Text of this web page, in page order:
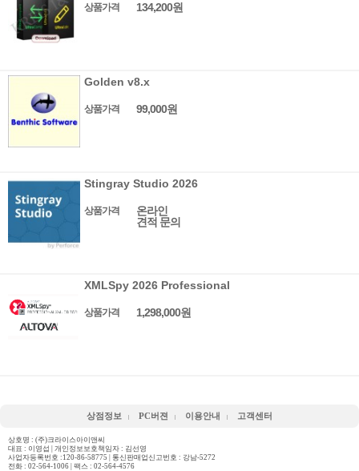
상품가격 134,200원
Golden v8.x
상품가격 99,000원
Stingray Studio 2026
상품가격
온라인
견적 문의
XMLSpy 2026 Professional
상품가격 1,298,000원
상점정보 PC버젼 이용안내 고객센터
상호명 : (주)크라이스아이앤씨
대표 : 이영섭 | 개인정보보호책임자 : 김선영
사업자등록번호 :120-86-58775 | 통신판매업신고번호 : 강남-5272
전화 : 02-564-1006 | 팩스 : 02-564-4576